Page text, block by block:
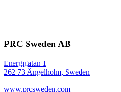
PRC Sweden AB
Energigatan 1
262 73 Ängelholm, Sweden
www.prcsweden.com